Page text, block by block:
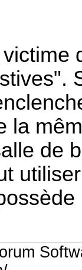
la
de